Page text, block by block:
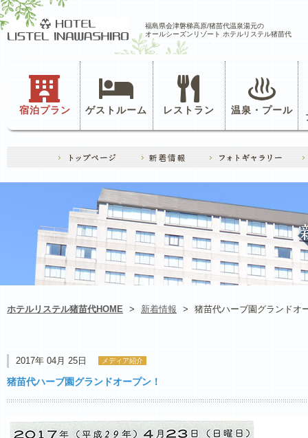
福島県会津磐梯高原/猪苗代温泉湯元の
オールシーズンリゾート ホテルリステル猪苗代
宿泊プラン ゲストルーム レストラン 温泉・プール
ホテルリステル猪苗代HOME > 新着情報 > 猪苗代ハーブ園グランドオ
2017年 04月 25日 メディア紹介
猪苗代ハーブ園グランドオープン！